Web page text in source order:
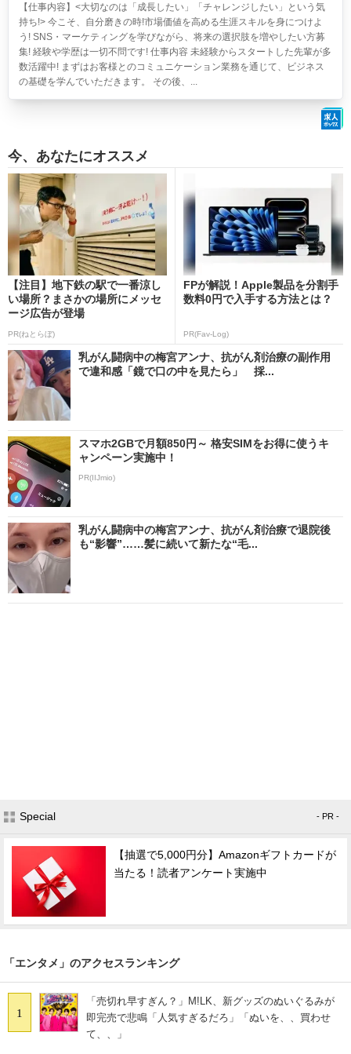
【仕事内容】<大切なのは「成長したい」「チャレンジしたい」という気
持ち!> 今こそ、自分磨きの時!市場価値を高める生涯スキルを身につけよ
う! SNS・マーケティングを学びながら、将来の選択肢を増やしたい方募
集! 経験や学歴は一切不問です! 仕事内容 未経験からスタートした先輩が多
数活躍中! まずはお客様とのコミュニケーション業務を通じて、ビジネス
の基礎を学んでいただきます。 その後、...
今、あなたにオススメ
【注目】地下鉄の駅で一番涼し
い場所？まさかの場所にメッセ
ージ広告が登場
PR(ねとらぼ)
FPが解説！Apple製品を分割手
数料0円で入手する方法とは？
PR(Fav-Log)
乳がん闘病中の梅宮アンナ、抗がん剤治療の副作用
で違和感「鏡で口の中を見たら」 採...
スマホ2GBで月額850円～ 格安SIMをお得に使うキ
ャンペーン実施中！
PR(IIJmio)
乳がん闘病中の梅宮アンナ、抗がん剤治療で退院後
も“影響”……髪に続いて新たな“毛...
Special - PR -
【抽選で5,000円分】Amazonギフトカードが
当たる！読者アンケート実施中
「エンタメ」のアクセスランキング
1
「売切れ早すぎん？」M!LK、新グッズのぬいぐるみが
即完売で悲鳴「人気すぎるだろ」「ぬいを、、買わせ
て、、」